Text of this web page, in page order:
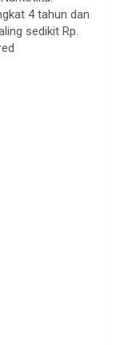
4 tahun dan
sedikit Rp.